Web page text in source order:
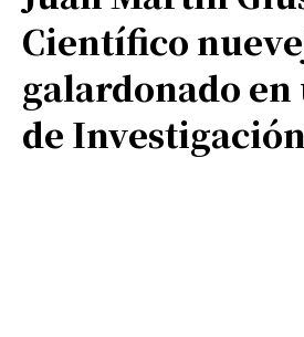
Científico
galardonado en
de Investigación